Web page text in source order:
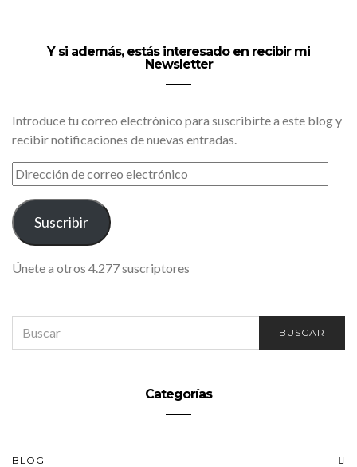
Y si además, estás interesado en recibir mi
Newsletter
Introduce tu correo electrónico para suscribirte a este blog y
recibir notificaciones de nuevas entradas.
DIRECCIÓN
DE
CORREO
ELECTRÓNICO
Suscribir
Únete a otros 4.277 suscriptores
FOR:
BUSCAR
Categorías
BLOG